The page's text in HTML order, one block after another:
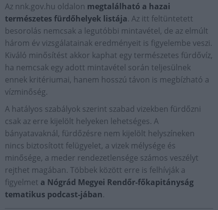
Az nnk.gov.hu oldalon megtalálható a hazai
természetes fürdőhelyek listája. Az itt feltüntetett
besorolás nemcsak a legutóbbi mintavétel, de az elmúlt
három év vizsgálatainak eredményeit is figyelembe veszi.
Kiváló minősítést akkor kaphat egy természetes fürdővíz,
ha nemcsak egy adott mintavétel során teljesülnek
ennek kritériumai, hanem hosszú távon is megbízható a
vízminőség.
A hatályos szabályok szerint szabad vizekben fürdőzni
csak az erre kijelölt helyeken lehetséges. A
bányatavaknál, fürdőzésre nem kijelölt helyszíneken
nincs biztosított felügyelet, a vizek mélysége és
minősége, a meder rendezetlensége számos veszélyt
rejthet magában. Többek között erre is felhívják a
figyelmet a Nógrád Megyei Rendőr-főkapitányság
tematikus podcast-jában.